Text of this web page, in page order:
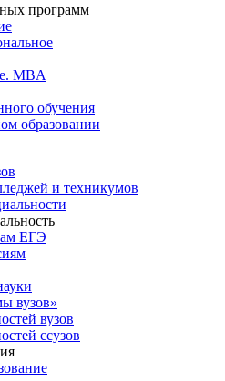
программ
MBA
обучения
образовании
и техникумов
ЕГЭ
вузов»
вузов
ссузов